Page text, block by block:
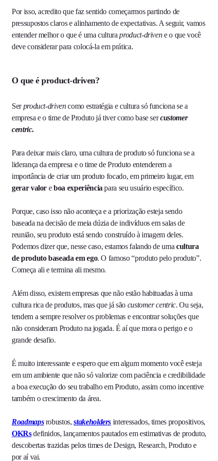
Por isso, acredito que faz sentido começarmos partindo de
pressupostos claros e alinhamento de expectativas. A seguir, vamos
entender melhor o que é uma culturaproduct-drivene o que você
deve considerar para colocá-la em prática.
O que é product-driven?
Serproduct-drivencomo estratégia e cultura só funciona se a
empresa e o time de Produto já tiver como base sercustomer
centric.
Para deixar mais claro, uma cultura de produto só funciona se a
liderança da empresa e o time de Produto entenderem a
importância de criar um produto focado, em primeiro lugar, em
gerar valor eboa experiência para seu usuário específico.
Porque, caso isso não aconteça e a priorização esteja sendo
baseada na decisão de meia dúzia de indivíduos em salas de
reunião, seu produto está sendo construído à imagem deles.
Podemos dizer que, nesse caso, estamos falando de uma cultura
de produto baseada em ego. O famoso “produto pelo produto”.
Começa ali e termina ali mesmo.
Além disso, existem empresas que não estão habituadas à uma
cultura rica de produtos, mas que já são customer centric. Ou seja,
tendem a sempre resolver os problemas e encontrar soluções que
não consideram Produto na jogada. É aí que mora o perigo e o
grande desafio.
É muito interessante e espero que em algum momento você esteja
em um ambiente que não só valorize com paciência e credibilidade
a boa execução do seu trabalho em Produto, assim como incentive
também o crescimento da área.
Roadmapsrobustos,stakeholders interessados, times propositivos,
OKRsdefinidos, lançamentos pautados em estimativas de produto,
descobertas trazidas pelos times de Design, Research, Produto e
por aí vai.